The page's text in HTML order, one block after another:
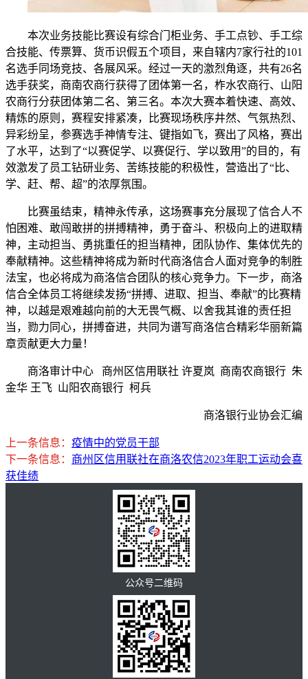
本次业务技能比赛设有综合门柜业务、手工点钞、手工综
合技能、传票算、货币识假五个项目，来自辖内7家行社的101
名选手同场竞技、各展风采。经过一天的激烈角逐，共有26名
选手获奖，商南农商行获得了团体第一名，柞水农商行、山阳
农商行分获团体第二名、第三名。本次大赛本着快速、高效、
精炼的原则，赛程安排紧凑，比赛现场秩序井然、气氛热烈、
异彩纷呈，参赛选手神情专注、键指如飞，赛出了风格，赛出
了水平，达到了“以赛促学、以赛促行、学以致用”的目的，有
效激发了员工钻研业务、苦练技能的积极性，营造出了“比、
学、赶、帮、超”的浓厚氛围。
比赛虽结束，精神永传承，这场赛事充分展现了信合人不
怕困难、敢闯敢拼的拼搏精神，勇于奋斗、积极向上的进取精
神，主动担当、勇挑重任的担当精神，团队协作、集体优先的
奉献精神。这些精神将成为新时代商洛信合人面对竞争的制胜
法宝，也必将成为商洛信合团队的核心竞争力。下一步，商洛
信合全体员工将继续发扬“拼搏、进取、担当、奉献”的比赛精
神，以越是艰难越向前的大无畏气概、以舍我其谁的责任担
当，勠力同心，拼搏奋进，共同为谱写商洛信合精彩华丽新篇
章贡献更大力量！
商洛审计中心 商州区信用联社 许夏岚 商南农商银行 朱
金华 王飞 山阳农商银行 柯兵
商洛银行业协会汇编
上一条信息： 疫情中的党员干部
下一条信息： 商州区信用联社在商洛农信2023年职工运动会喜
获佳绩
公众号二维码